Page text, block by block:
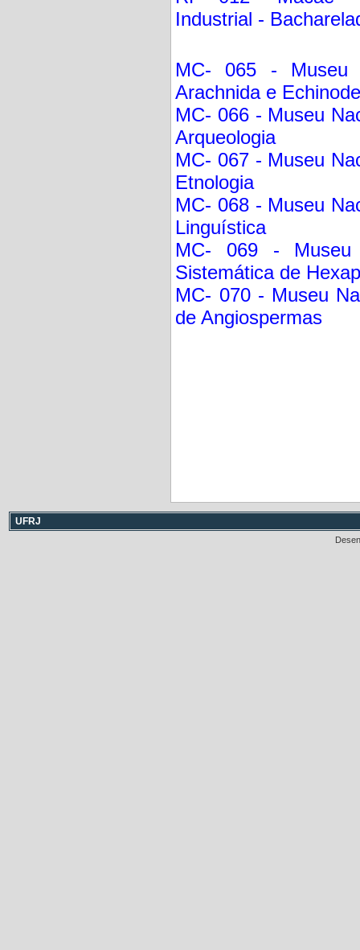
Industrial -
MC- 065 - Museu
Arachnida e
MC- 066 - Museu
Arqueologia
MC- 067 - Museu
Etnologia
MC- 068 - Museu
Linguística
MC- 069 - Museu
Sistemática de
MC- 070 - Museu
de Angiospermas
UFRJ